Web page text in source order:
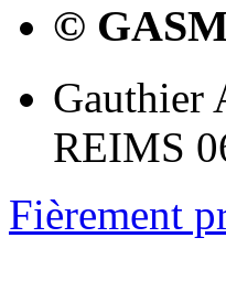
©
Gauthier
REIMS
Fièrement